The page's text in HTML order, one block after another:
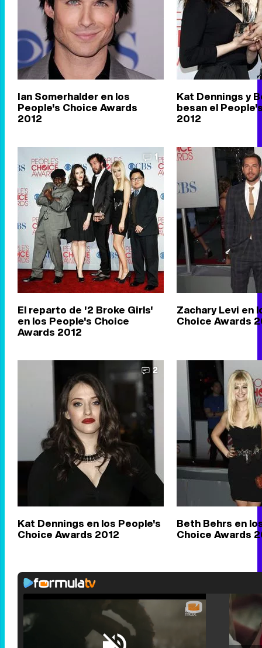
Ian Somerhalder en los
People's Choice Awards
2012
Kat Dennings y
besan el
2012
1
El reparto de '2 Broke Girls'
en los People's Choice
Awards 2012
Zachary Levi en
Choice Awards
2
Kat Dennings en los People's
Choice Awards 2012
Beth Behrs en
Choice Awards